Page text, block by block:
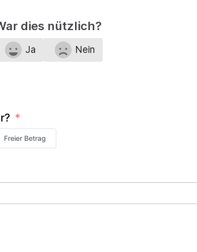
dies nützlich?
Ja Nein
Freier Betrag